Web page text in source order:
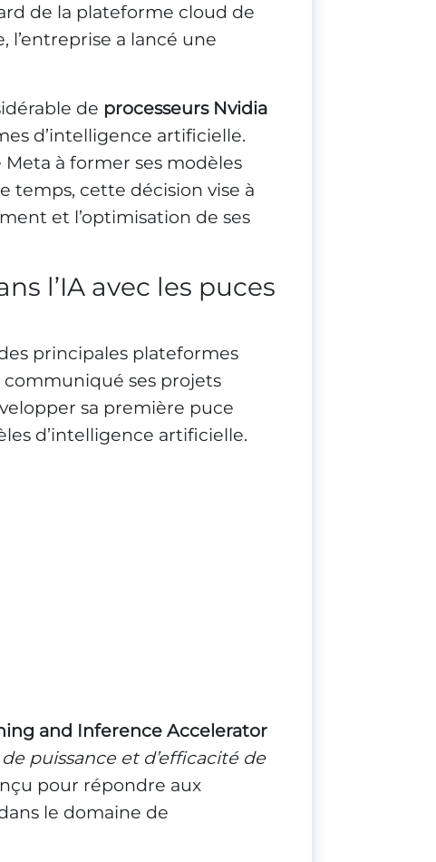
de la plateforme cloud de
a lancé une
de processeurs Nvidia
d’intelligence artificielle.
à former ses modèles
temps, cette décision vise à
et l’optimisation de ses
l’IA avec les puces
principales plateformes
communiqué ses projets
sa première puce
d’intelligence artificielle.
and Inference Accelerator
de puissance et d’efficacité de
pour répondre aux
le domaine de